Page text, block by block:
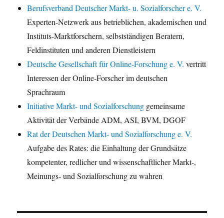
Berufsverband Deutscher Markt- u. Sozialforscher e. V.
Experten-Netzwerk aus betrieblichen, akademischen und
Instituts-Marktforschern, selbstständigen Beratern,
Feldinstituten und anderen Dienstleistern
Deutsche Gesellschaft für Online-Forschung e. V. vertritt
Interessen der Online-Forscher im deutschen
Sprachraum
Initiative Markt- und Sozialforschung gemeinsame
Aktivität der Verbände ADM, ASI, BVM, DGOF
Rat der Deutschen Markt- und Sozialforschung e. V.
Aufgabe des Rates: die Einhaltung der Grundsätze
kompetenter, redlicher und wissenschaftlicher Markt-,
Meinungs- und Sozialforschung zu wahren